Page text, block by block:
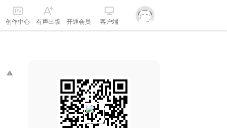
创作中心 有声出版 开通会员 客户端